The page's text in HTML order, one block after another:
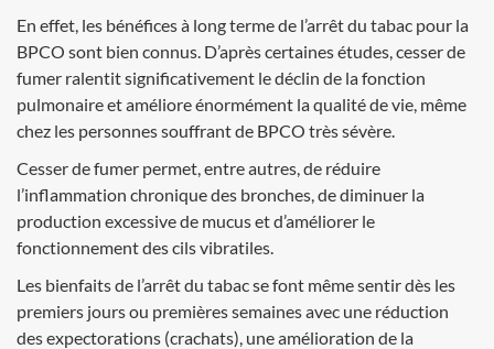
En effet, les bénéfices à long terme de l’arrêt du tabac pour la
BPCO sont bien connus. D’après certaines études, cesser de
fumer ralentit significativement le déclin de la fonction
pulmonaire et améliore énormément la qualité de vie, même
chez les personnes souffrant de BPCO très sévère.
Cesser de fumer permet, entre autres, de réduire
l’inflammation chronique des bronches, de diminuer la
production excessive de mucus et d’améliorer le
fonctionnement des cils vibratiles.
Les bienfaits de l’arrêt du tabac se font même sentir dès les
premiers jours ou premières semaines avec une réduction
des expectorations (crachats), une amélioration de la